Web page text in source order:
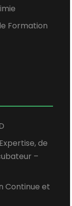
Formation
de
–
Continue et